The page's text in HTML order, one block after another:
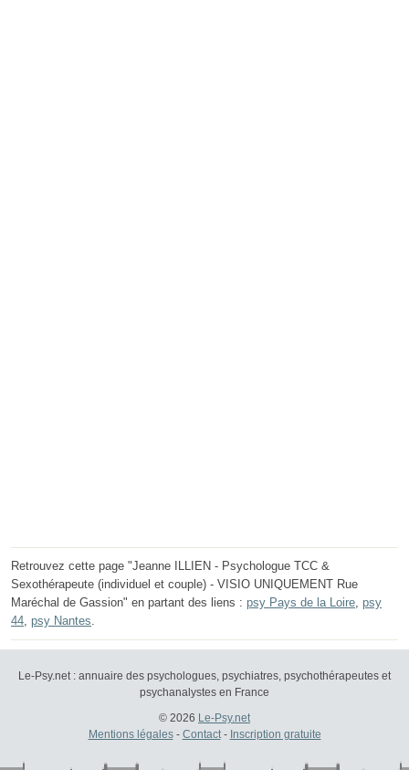
Retrouvez cette page "Jeanne ILLIEN - Psychologue TCC &
Sexothérapeute (individuel et couple) - VISIO UNIQUEMENT Rue
Maréchal de Gassion" en partant des liens : psy Pays de la Loire psy
44 psy Nantes
Le-Psy.net : annuaire des psychologues, psychiatres, psychothérapeutes et
psychanalystes en France
© 2026 Le-Psy.net
Mentions légales- Contact- Inscription gratuite